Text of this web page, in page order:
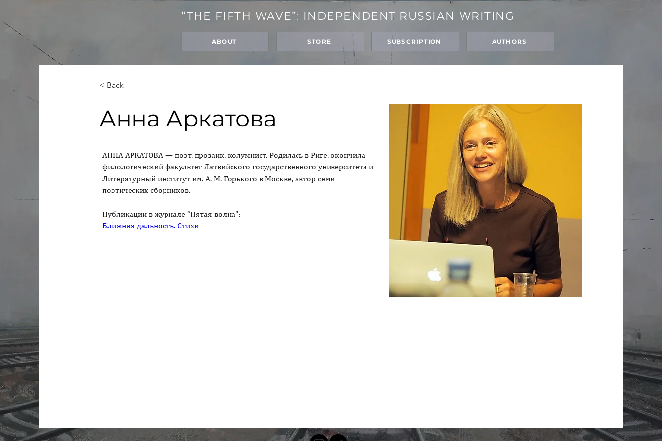
“THE FIFTH WAVE”: INDEPENDENT RUSSIAN WRITING
ABOUT AUTHORS
SUBSCRIPTION
STORE
< Back
Анна Аркатова
АННА АРКАТОВА — поэт, прозаик, колумнист. Родилась в Риге, окончила
филологический факультет Латвийского государственного университета и
Литературный институт им. А. М. Горького в Москве, автор семи
поэтических сборников.
Публикации в журнале “Пятая волна”:
Ближняя дальность. Стихи